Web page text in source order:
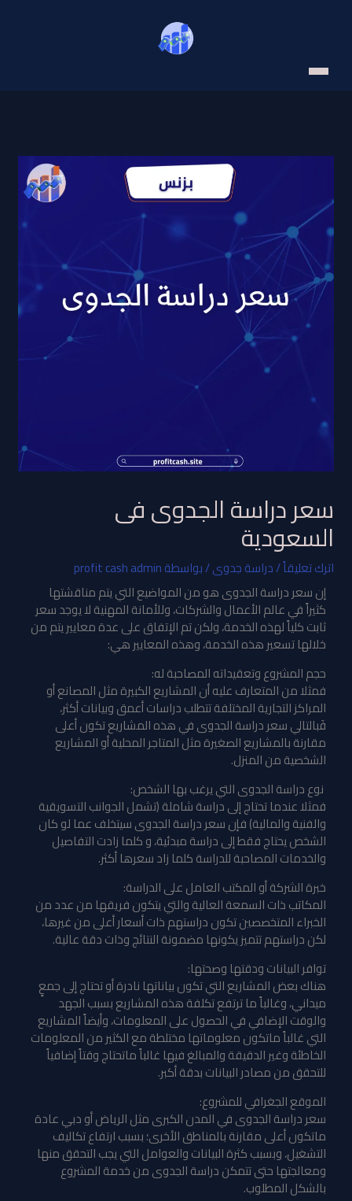
سعر دراسة الجدوى فى
السعودية
اترك تعليقاً/دراسة جدوى/ بواسطةprofit cash admin
إن سعر دراسة الجدوى هو من المواضيع التي يتم مناقشتها
كثيراً في عالم الأعمال والشركات، وللأمانة المهنية لا يوجد سعر
ثابت كلياً لهذه الخدمة، ولكن تم الإتفاق على عدة معايير يتم من
خلالها تسعير هذه الخدمة، وهذه المعايير هي:
حجم المشروع وتعقيداته المصاحبة له:
فمثلا من المتعارف عليه أن المشاريع الكبيرة مثل المصانع أو
المراكز التجارية المختلفة تتطلب دراسات أعمق وبيانات أكثر،
فَبالتالي سعر دراسة الجدوى في هذه المشاريع تكون أعلى
مقارنة بالمشاريع الصغيرة مثل المتاجر المحلية أو المشاريع
الشخصية من المنزل.
نوع دراسة الجدوى التي يرغب بها الشخص:
فمثلا عندما تحتاج إلى دراسة شاملة (تشمل الجوانب التسويقية
والفنية والمالية) فإن سعر دراسة الجدوى سيتخلف عما لو كان
الشخص يحتاج فقط إلى دراسة مبدئية، و كلما زادت التفاصيل
والخدمات المصاحبة للدراسة كلما زاد سعرها أكثر.
خبرة الشركة أو المكتب العامل على الدراسة:
المكاتب ذات السمعة العالية والتي يتكون فريقها من عدد من
الخبراء المتخصصين تكون دراستهم ذات أسعار أعلى من غيرها،
لكن دراستهم تتميز يكونها مضمونة النتائج وذات دقة عالية.
توافر البيانات ودقتها وصحتها:
هناك بعض المشاريع التي تكون بياناتها نادرة أو تحتاج إلى جمعٍ
ميداني، وغالباً ما ترتفع تكلفة هذه المشاريع بسبب الجهد
والوقت الإضافي في الحصول على المعلومات، وأيضاً المشاريع
التي غالباً ماتكون معلوماتها مختلطة مع الكثير من المعلومات
الخاطئة وغير الدقيقة والمبالغ فيها غالباً ماتحتاج وقتاً إضافياً
للتحقق من مصادر البيانات بدقة أكبر.
الموقع الجغرافي للمشروع:
سعر دراسة الجدوىفي المدن الكبرى مثل الرياض أو دبي عادة
ماتكون أعلى مقارنة بالمناطق الأخرى؛ بسبب ارتفاع تكاليف
التشغيل، وبسبب كثرة البيانات والعوامل التي يجب التحقق منها
ومعالجتها حتى تتمكن دراسة الجدوى من خدمة المشروع
بالشكل المطلوب.